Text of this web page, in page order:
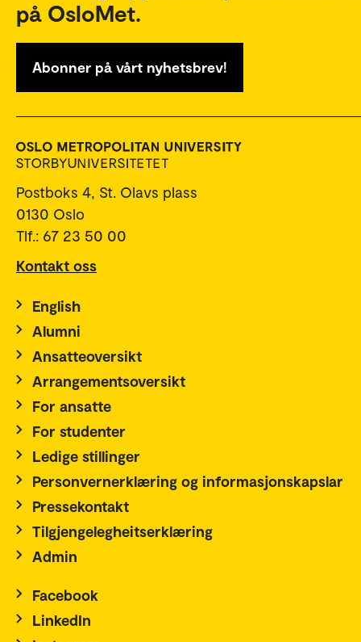
på OsloMet.
Abonner på vårt nyhetsbrev!
Postboks 4, St. Olavs plass
0130 Oslo
Tlf.: 67 23 50 00
Kontakt oss
English
Alumni
Ansatteoversikt
Arrangementsoversikt
For ansatte
For studenter
Ledige stillinger
Personvernerklæring og informasjonskapslar
Pressekontakt
Tilgjengelegheitserklæring
Admin
Facebook
LinkedIn